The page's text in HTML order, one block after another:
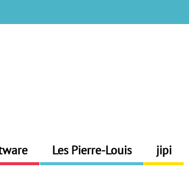
Les Pierre-Louis jipi